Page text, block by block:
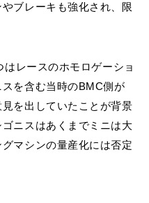
ブレーキも強化され、限
レースのホモロゲーショ
を含む当時のBMC側が
を出していたことが背景
ニスはあくまでミニは大
マシンの量産化には否定